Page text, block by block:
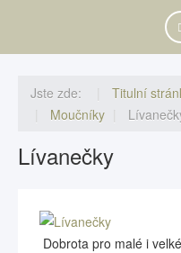
Jste zde: Titulní
Moučníky
Lívanečky
Dobrota pro malé i